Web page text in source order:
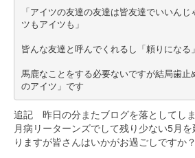
「アイツの友達の友達は皆友達でいいん
ツもアイツも」
皆んな友達と呼んでくれるし「頼りになる
馬鹿なことをする必要ないですが結局歯止
のアイツ」です
追記 昨日の分またブログを落としてし
月病リーターンズでして残り少ない5月
りますが皆さんはいかがお過ごしですか？